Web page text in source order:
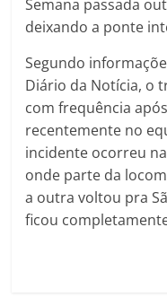
Semana passada
deixando a ponte
Segundo
Diário da Notícia, o
com frequência
recentemente no
incidente ocorreu
onde parte da
a outra voltou pra
ficou